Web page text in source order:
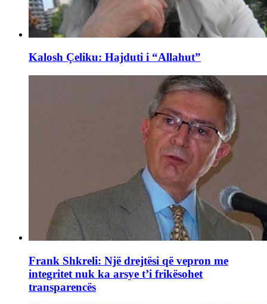
Kalosh Çeliku: Hajduti i “Allahut”
Frank Shkreli: Një drejtësi që vepron me
integritet nuk ka arsye t’i frikësohet
transparencës